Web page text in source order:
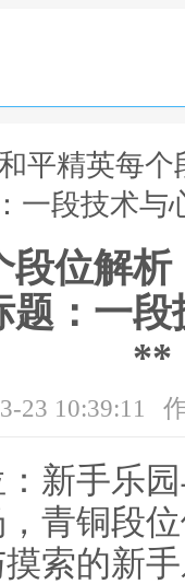
平精英每个
一段技术
位解
题：一
**
23 10:39:11
新手乐
青铜段
索的新